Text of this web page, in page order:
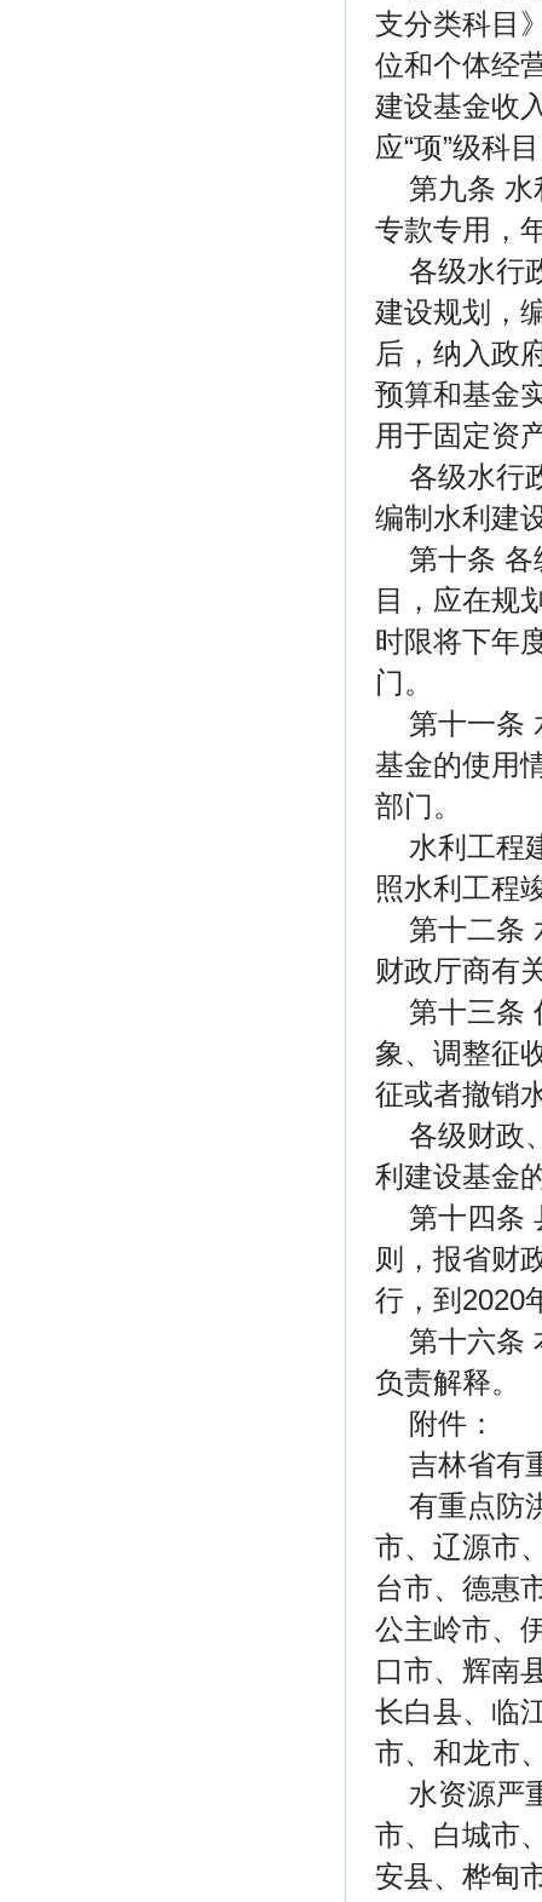
支分类科目
位和个体经
建设基金收
应“项”级科
第九条
专款专用，
各级水行
建设规划，
后，纳入政
预算和基金
用于固定资
各级水行
编制水利建
第十条
目，应在规
时限将下年
门。
第十一条
基金的使用
部门。
水利工程
照水利工程
第十二条
财政厅商有
第十三条
象、调整征
征或者撤销
各级财政
利建设基金
第十四条
则，报省财
行，到2020
第十六条
负责解释。
附件：
吉林省有
有重点防
市、辽源市
台市、德惠
公主岭市、
口市、辉南
长白县、临
市、和龙市
水资源严
市、白城市
安县、桦甸